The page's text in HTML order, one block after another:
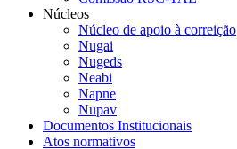
Núcleos
Núcleo de apoio à correição
Nugai
Nugeds
Neabi
Napne
Nupav
Documentos Institucionais
Atos normativos